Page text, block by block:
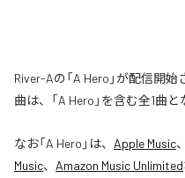
River-Aの「A Hero」が配信開
曲は、「A Hero」を含む全1曲と
なお「A Hero 」は、 Apple Music、
Music、 Amazon Music Unlimited